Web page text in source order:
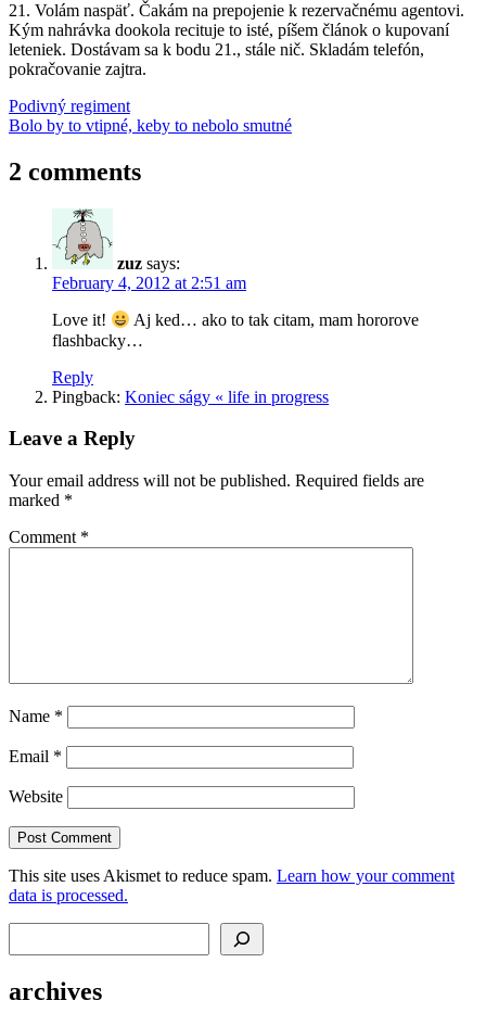
21. Volám naspäť. Čakám na prepojenie k rezervačnému agentovi.
Kým nahrávka dookola recituje to isté, píšem článok o kupovaní
leteniek. Dostávam sa k bodu 21., stále nič. Skladám telefón,
pokračovanie zajtra.
cestovanieletenky
Post
navigation
Previous
Post:
Podivný regiment
Next
Bolo by to vtipné, keby to nebolo smutné
2 comments
zuz says:
February 4, 2012 at 2:51 am
Love it!
Aj ked… ako to tak citam, mam hororove
flashbacky…
Reply
Pingback: Koniec ságy « life in progress
Leave a Reply
Your email address will not be published. Required fields are
marked *
Comment *
Name *
Email *
Website
This site uses Akismet to reduce spam. Learn how your comment
data is processed.
archives